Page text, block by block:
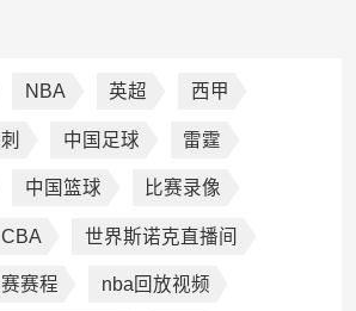
NBA 英超 西甲
中国足球 雷霆
中国篮球 比赛录像
CBA 世界斯诺克直播间
赛程 nba回放视频